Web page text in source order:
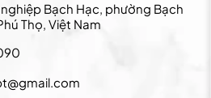
nghiệp Bạch Hạc, phường Bạch
Thọ, Việt Nam